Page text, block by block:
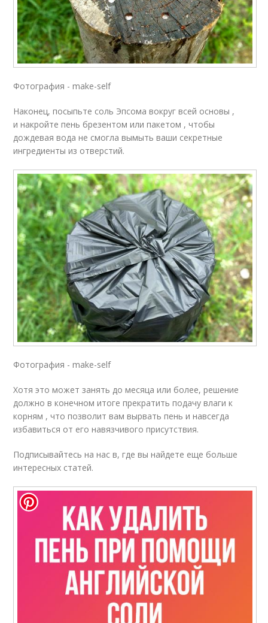
Фотография - make-self
Наконец, посыпьте соль Эпсома вокруг всей основы ,
и накройте пень брезентом или пакетом , чтобы
дождевая вода не смогла вымыть ваши секретные
ингредиенты из отверстий.
Фотография - make-self
Хотя это может занять до месяца или более, решение
должно в конечном итоге прекратить подачу влаги к
корням , что позволит вам вырвать пень и навсегда
избавиться от его навязчивого присутствия.
Подписывайтесь на нас в, где вы найдете еще больше
интересных статей.